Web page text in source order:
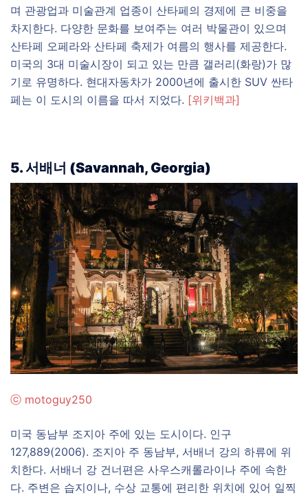
며 관광업과 미술관계 업종이 산타페의 경제에 큰 비중을
차지한다. 다양한 문화를 보여주는 여러 박물관이 있으며
산타페 오페라와 산타페 축제가 여름의 행사를 제공한다.
미국의 3대 미술시장이 되고 있는 만큼 갤러리(화랑)가 많
기로 유명하다. 현대자동차가 2000년에 출시한 SUV 싼타
페는 이 도시의 이름을 따서 지었다. [위키백과]
5. 서배너 (Savannah, Georgia)
ⓒ motoguy250
미국 동남부 조지아 주에 있는 도시이다. 인구
127,889(2006). 조지아 주 동남부, 서배너 강의 하류에 위
치한다. 서배너 강 건너편은 사우스캐롤라이나 주에 속한
다. 주변은 습지이나, 수상 교통에 편리한 위치에 있어 일찍